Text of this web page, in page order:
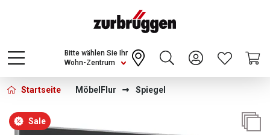
Choose a different country or region to see
content for your location and shop online
CONTINUE
Wohn-Zentrum
Bitte wählen Sie Ihr
Startseite Möbel Flur Spiegel
Bildergalerie überspringen
Sale